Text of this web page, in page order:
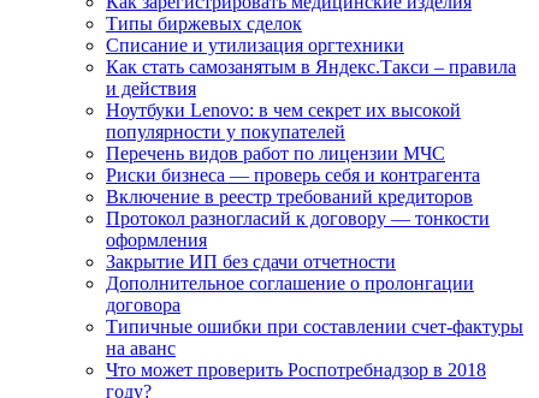
Типы биржевых сделок
Списание и утилизация оргтехники
Как стать самозанятым в Яндекс.Такси – правила
и действия
Ноутбуки Lenovo: в чем секрет их высокой
популярности у покупателей
Перечень видов работ по лицензии МЧС
Риски бизнеса — проверь себя и контрагента
Включение в реестр требований кредиторов
Протокол разногласий к договору — тонкости
оформления
Закрытие ИП без сдачи отчетности
Дополнительное соглашение о пролонгации
договора
Типичные ошибки при составлении счет-фактуры
на аванс
Что может проверить Роспотребнадзор в 2018
году?